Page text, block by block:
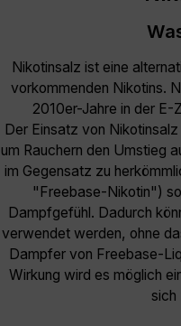
Nikotinsalz ist eine
vorkommenden Nikotins.
2010er-Jahre in der
Der Einsatz von
um Rauchern den Umstieg
im Gegensatz zu
"Freebase-Nikotin")
Dampfgefühl. Dadurch
verwendet werden, ohne
Dampfer von Freebase-
Wirkung wird es möglich
sich